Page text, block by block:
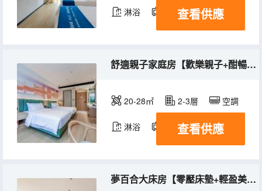
淋浴 電視機
查看供應
舒適親子家庭房【歡樂親子+酣暢甜睡+適合家庭】
20-28㎡ 2-3層 空調
淋浴 電視機
查看供應
夢百合大床房【零壓床墊+輕盈美夢+酣暢甜睡】